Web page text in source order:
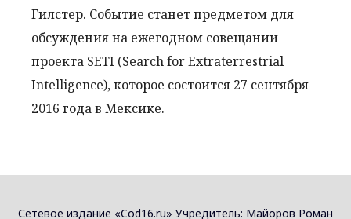
Гилстер. Событие станет предметом для
обсуждения на ежегодном совещании
проекта SETI (Search for Extraterrestrial
Intelligence), которое состоится 27 сентября
2016 года в Мексике.
Сетевое издание «Cod16.ru» Учредитель: Майоров Роман